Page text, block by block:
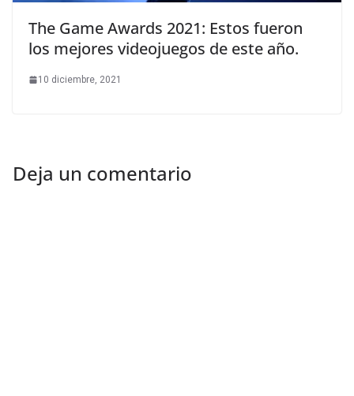
The Game Awards 2021: Estos fueron
los mejores videojuegos de este año.
10 diciembre, 2021
Deja un comentario